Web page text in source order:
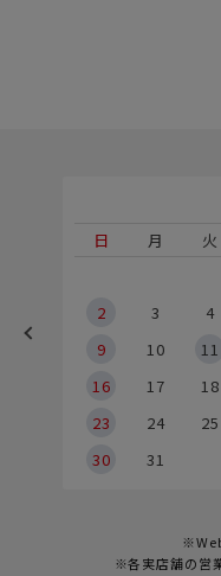
日
月 火
2
3 4
9
10 11
16
17 18
23
24 25
30
31
※各実店舗の営